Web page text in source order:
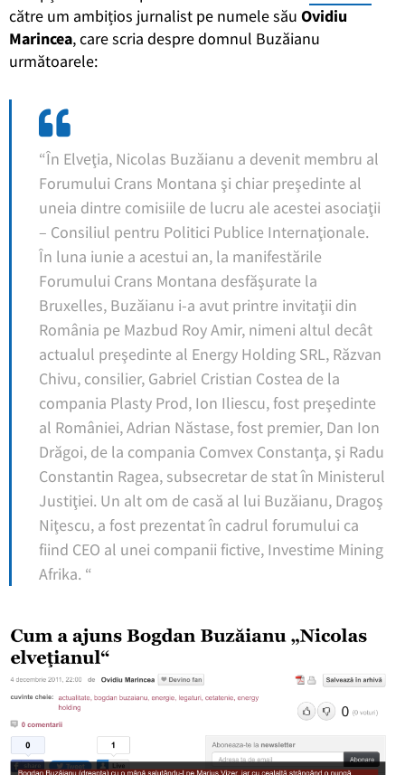
către um ambițios jurnalist pe numele său Ovidiu
Marincea, care scria despre domnul Buzăianu
următoarele:
“În Elveţia, Nicolas Buzăianu a devenit membru al
Forumului Crans Montana şi chiar preşedinte al
uneia dintre comisiile de lucru ale acestei asociaţii
– Consiliul pentru Politici Publice Internaţionale.
În luna iunie a acestui an, la manifestările
Forumului Crans Montana desfăşurate la
Bruxelles, Buzăianu i-a avut printre invitaţii din
România pe Mazbud Roy Amir, nimeni altul decât
actualul preşedinte al Energy Holding SRL, Răzvan
Chivu, consilier, Gabriel Cristian Costea de la
compania Plasty Prod, Ion Iliescu, fost preşedinte
al României, Adrian Năstase, fost premier, Dan Ion
Drăgoi, de la compania Comvex Constanţa, şi Radu
Constantin Ragea, subsecretar de stat în Ministerul
Justiţiei. Un alt om de casă al lui Buzăianu, Dragoş
Niţescu, a fost prezentat în cadrul forumului ca
fiind CEO al unei companii fictive, Investime Mining
Afrika. “